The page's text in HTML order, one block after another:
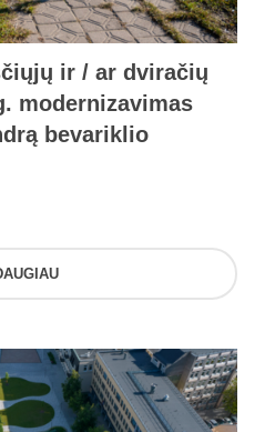
ir / ar dviračių
modernizavimas
bevariklio